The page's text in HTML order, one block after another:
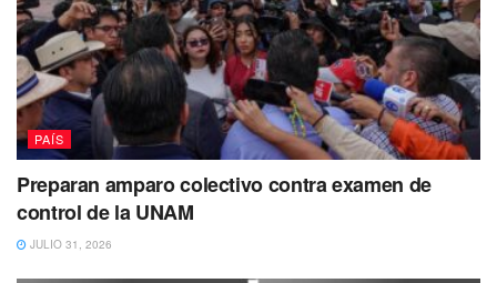
PAÍS
Preparan amparo colectivo contra examen de
control de la UNAM
JULIO 31, 2026